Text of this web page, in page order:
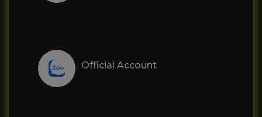
Official Account